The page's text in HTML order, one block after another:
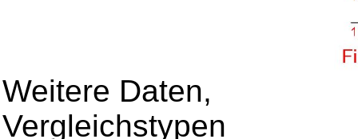
Weitere Daten,
Vergleichstypen